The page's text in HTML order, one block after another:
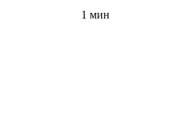
1 мин